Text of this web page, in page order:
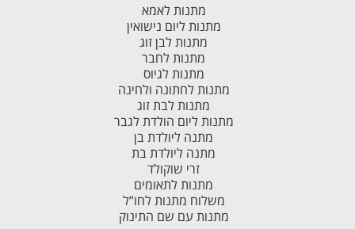
מתנות לאמא
מתנות ליום נישואין
מתנות לבן זוג
מתנות לחבר
מתנות לגיוס
מתנות לחתונה ולחינה
מתנות לבת זוג
מתנות ליום הולדת לגבר
מתנה ליולדת בן
מתנה ליולדת בת
זרי שוקולד
מתנות לתאומים
משלוח מתנות לחו”ל
מתנות עם שם התינוק